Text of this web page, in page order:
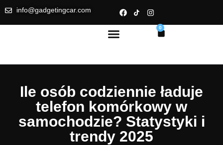
info@gadgetingcar.com
0
Ile osób codziennie ładuje
telefon komórkowy w
samochodzie? Statystyki i
trendy 2025